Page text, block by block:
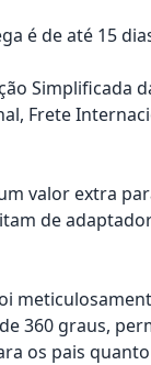
é de até 15
Simplificada
Frete
valor extra
de
360 graus,
os pais